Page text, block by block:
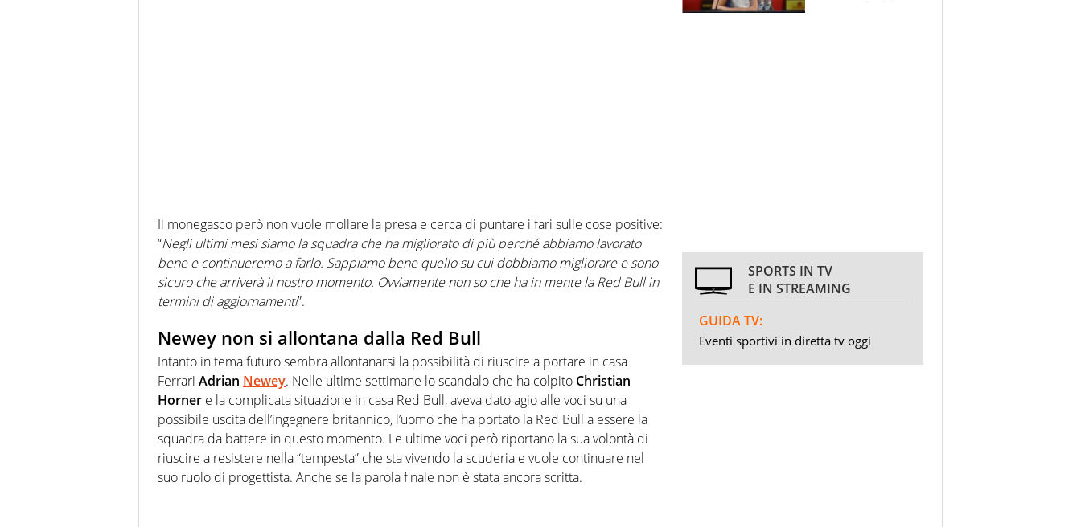
Il monegasco però non vuole mollare la presa e cerca di puntare i fari sulle cose positive:
“Negli ultimi mesi siamo la squadra che ha migliorato di più perché abbiamo lavorato
bene e continueremo a farlo. Sappiamo bene quello su cui dobbiamo migliorare e sono
sicuro che arriverà il nostro momento. Ovviamente non so che ha in mente la Red Bull in
termini di aggiornamenti”.
Newey non si allontana dalla Red Bull
Intanto in tema futuro sembra allontanarsi la possibilità di riuscire a portare in casa
Ferrari Adrian Newey. Nelle ultime settimane lo scandalo che ha colpito Christian
Horner e la complicata situazione in casa Red Bull, aveva dato agio alle voci su una
possibile uscita dell’ingegnere britannico, l’uomo che ha portato la Red Bull a essere la
squadra da battere in questo momento. Le ultime voci però riportano la sua volontà di
riuscire a resistere nella “tempesta” che sta vivendo la scuderia e vuole continuare nel
suo ruolo di progettista. Anche se la parola finale non è stata ancora scritta.
SPORTS IN TV
E IN STREAMING
GUIDA TV:
Eventi sportivi in diretta tv oggi